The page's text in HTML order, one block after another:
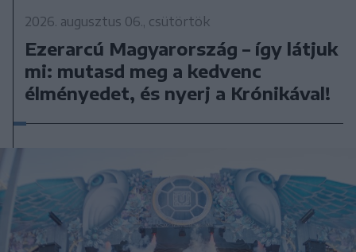
2026. augusztus 06., csütörtök
Ezerarcú Magyarország – így látjuk
mi: mutasd meg a kedvenc
élményedet, és nyerj a Krónikával!